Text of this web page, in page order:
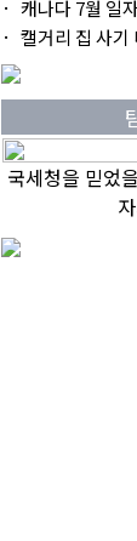
캐나다 7월 일
캘거리 집 사
국세청을 믿었